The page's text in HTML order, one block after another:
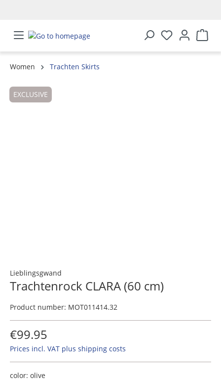
Women
Trachten Skirts
EXCLUSIVE
Lieblingsgwand
Trachtenrock CLARA (60 cm)
Product number: MOT011414.32
€99.95
Prices incl. VAT plus shipping costs
color: olive